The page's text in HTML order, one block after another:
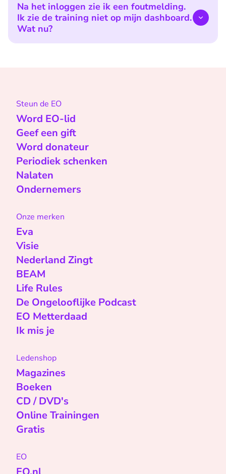
Na het inloggen zie ik een foutmelding.
Ik zie de training niet op mijn dashboard.
Wat nu?
Steun de EO
Word EO-lid
Geef een gift
Word donateur
Periodiek schenken
Nalaten
Ondernemers
Onze merken
Eva
Visie
Nederland Zingt
BEAM
Life Rules
De Ongelooflijke Podcast
EO Metterdaad
Ik mis je
Ledenshop
Magazines
Boeken
CD / DVD's
Online Trainingen
Gratis
EO